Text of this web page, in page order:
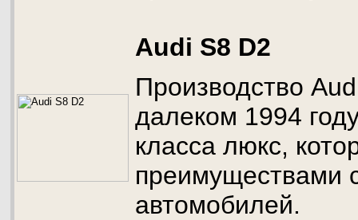
Audi S8 D2
Производство
далеком 1994
класса люкс,
преимуществами
автомобилей.